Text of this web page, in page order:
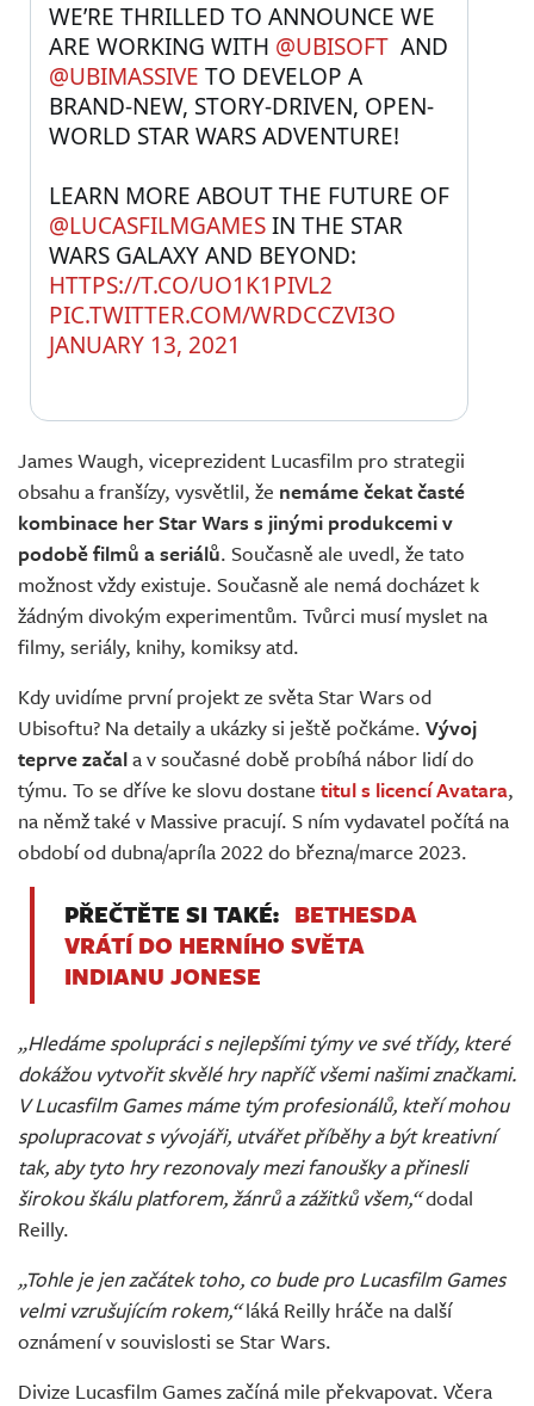
WE’RE THRILLED TO ANNOUNCE WE
ARE WORKING WITH @UBISOFT
@UBIMASSIVE TO DEVELOP A
BRAND-NEW, STORY-DRIVEN, OPEN-
WORLD STAR WARS ADVENTURE!
@LUCASFILMGAMES IN THE STAR
HTTPS://T.CO/UO1K1PIVL2
PIC.TWITTER.COM/WRDCCZVI3O
JANUARY 13, 2021
James Waugh, viceprezident Lucasfilm pro strategii
obsahu a franšízy, vysvětlil, že nemáme čekat časté
kombinace her Star Wars s jinými produkcemi v
podobě filmů a seriálů. Současně ale uvedl, že tato
možnost vždy existuje. Současně ale nemá docházet k
žádným divokým experimentům. Tvůrci musí myslet na
filmy, seriály, knihy, komiksy atd.
Kdy uvidíme první projekt ze světa Star Wars od
Ubisoftu? Na detaily a ukázky si ještě počkáme. Vývoj
teprve začala v současné době probíhá nábor lidí do
týmu. To se dříve ke slovu dostane titul s licencí Avatara,
na němž také v Massive pracují. S ním vydavatel počítá na
období od dubna/apríla 2022 do března/marce 2023.
PŘEČTĚTE SI TAKÉ: BETHESDA
VRÁTÍ DO HERNÍHO SVĚTA
INDIANU JONESE
„Hledáme spolupráci s nejlepšími týmy ve své třídy, které
dokážou vytvořit skvělé hry napříč všemi našimi značkami.
V Lucasfilm Games máme tým profesionálů, kteří mohou
spolupracovat s vývojáři, utvářet příběhy a být kreativní
tak, aby tyto hry rezonovaly mezi fanoušky a přinesli
širokou škálu platforem, žánrů a zážitků všem,“dodal
Reilly.
„Tohle je jen začátek toho, co bude pro Lucasfilm Games
velmi vzrušujícím rokem,“láká Reilly hráče na další
oznámení v souvislosti se Star Wars.
Divize Lucasfilm Games začíná mile překvapovat. Včera